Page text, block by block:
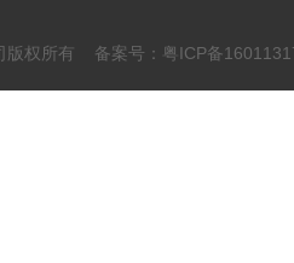
版权所有 备案号：粤ICP备